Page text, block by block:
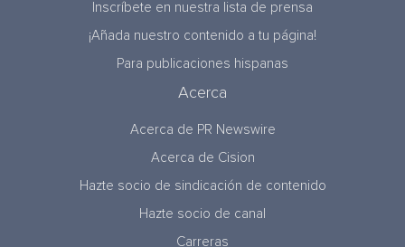
Inscríbete en nuestra lista de prensa
¡Añada nuestro contenido a tu página!
Para publicaciones hispanas
Acerca
Acerca de PR Newswire
Acerca de Cision
Hazte socio de sindicación de contenido
Hazte socio de canal
Carreras